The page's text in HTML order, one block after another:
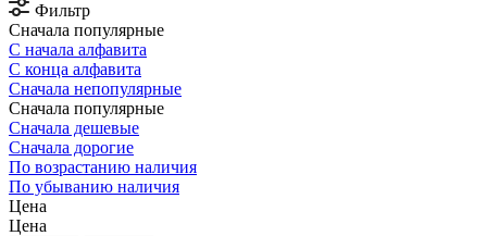
Фильтр
Сначала популярные
С начала алфавита
С конца алфавита
Сначала непопулярные
Сначала популярные
Сначала дешевые
Сначала дорогие
По возрастанию наличия
По убыванию наличия
Цена
Цена